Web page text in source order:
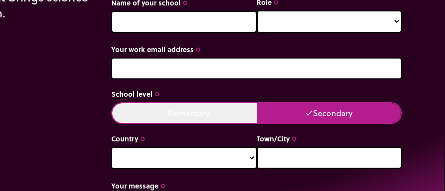
Name of your school trip_origin trip_origin
Your work email address trip_origin
School level trip_origin
doneSecondary
Country trip_origin Town/City trip_origin
Your message trip_origin